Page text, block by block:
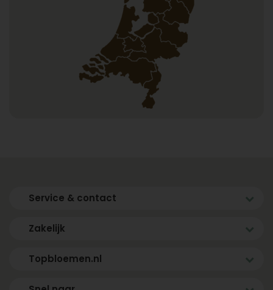
Service & contact
Zakelijk
Topbloemen.nl